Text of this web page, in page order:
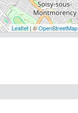
Leaflet| ©OpenStreetMap